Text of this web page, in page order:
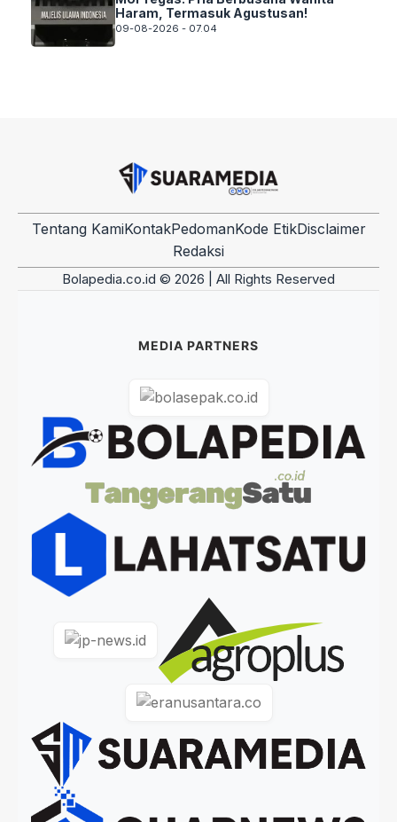
Haram, Termasuk Agustusan!
09-08-2026 - 07.04
Tentang KamiKontakPedomanKode EtikDisclaimer
Redaksi
Bolapedia.co.id © 2026 | All Rights Reserved
MEDIA PARTNERS